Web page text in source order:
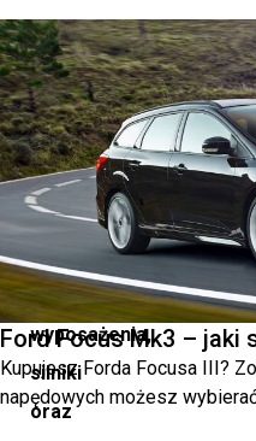
tego
modelu,
omawiając
jego
dane
techniczne,
dostępne
wersje
wyposażenia,
silniki
oraz
Ford Focus Mk3 – jaki
Kupujesz Forda Focusa III?
napędowych możesz